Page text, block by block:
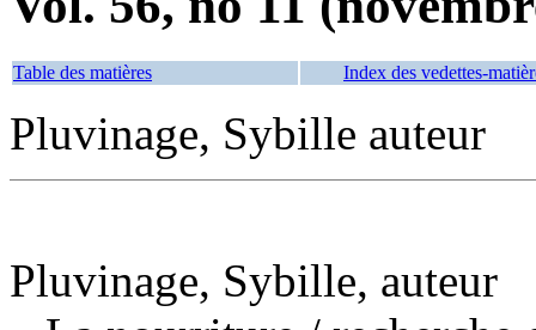
Table des matières Index des vedettes-
Pluvinage, Sybille auteur
Pluvinage, Sybille, auteur